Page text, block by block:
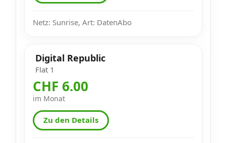
Netz: Sunrise, Art: DatenAbo
Digital Republic
Flat 1
CHF 6.00
im Monat
Zu den Details